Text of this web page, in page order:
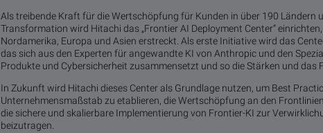
Als treibende Kraft für die Wertschöpfung für Kunden in über 190 Ländern
Transformation wird Hitachi das „Frontier AI Deployment Center“
Nordamerika, Europa und Asien erstreckt. Als erste Initiative wird das
das sich aus den Experten für angewandte KI von Anthropic und den
Produkte und Cybersicherheit zusammensetzt und so die Stärken und das
In Zukunft wird Hitachi dieses Center als Grundlage nutzen, um Best
Unternehmensmaßstab zu etablieren, die Wertschöpfung an den
die sichere und skalierbare Implementierung von Frontier-KI zur
beizutragen.